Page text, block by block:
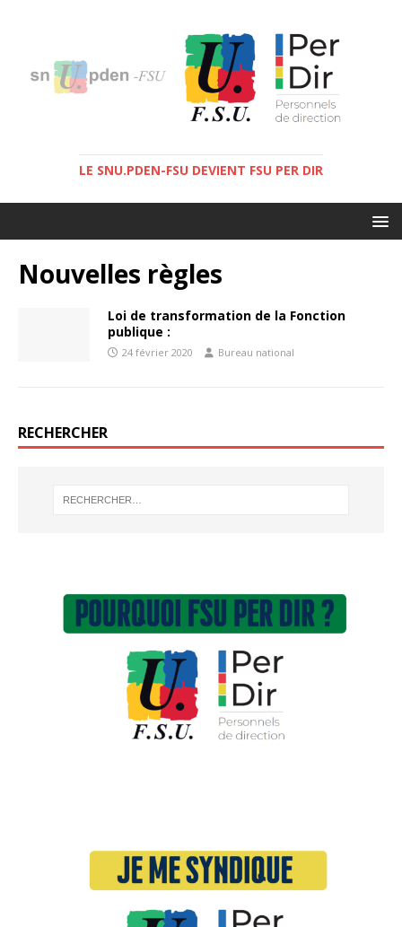
LE SNU.PDEN-FSU DEVIENT FSU PER DIR
Nouvelles règles
Loi de transformation de la Fonction
publique :
24 février 2020 Bureau national
RECHERCHER